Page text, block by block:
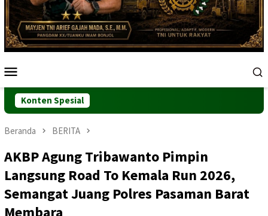
Mobile
Konten Spesial
Beranda BERITA
AKBP Agung Tribawanto Pimpin
Langsung Road To Kemala Run 2026,
Semangat Juang Polres Pasaman Barat
Membara